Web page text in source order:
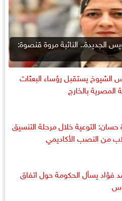
الجديدة.. النائبة مروة قنصوة:
يستقبل رؤساء البعثات
المصرية بالخارج
حسان: التوعية خلال مرحلة التنسيق
من النصب الأكاديمي
فؤاد يسأل الحكومة حول اتفاق